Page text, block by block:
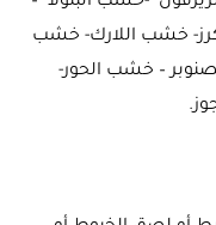
خشب اللارك- خشب
– خشب الحور-